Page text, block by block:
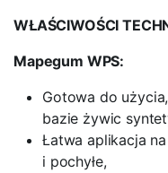
WŁAŚCIWOŚCI
Mapegum WPS:
Gotowa do
bazie żywic
Łatwa aplikacja
i pochyłe,